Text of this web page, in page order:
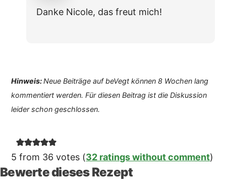
Danke Nicole, das freut mich!
Hinweis:Neue Beiträge auf beVegt können 8 Wochen lang
kommentiert werden. Für diesen Beitrag ist die Diskussion
leider schon geschlossen.
5 from 36 votes (32 ratings without comment)
Bewerte dieses Rezept